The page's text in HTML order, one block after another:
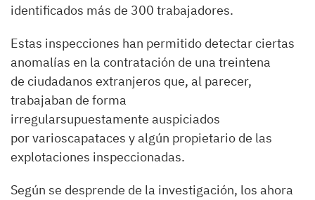
identificados más de 300 trabajadores.
Estas inspecciones han permitido detectar ciertas
anomalías en la contratación de una treintena
de ciudadanos extranjeros que, al parecer,
trabajaban de forma
irregularsupuestamente auspiciados
por varioscapataces y algún propietario de las
explotaciones inspeccionadas.
Según se desprende de la investigación, los ahora